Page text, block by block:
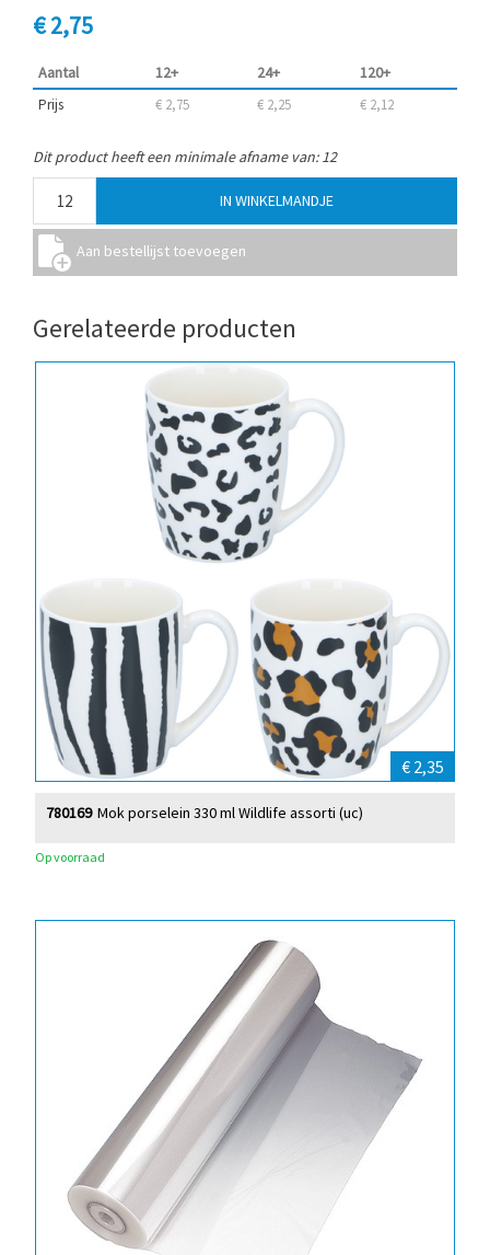
€ 2,75
Aantal 12+ 24+ 120+
Prijs € 2,75 € 2,25 € 2,12
Dit product heeft een minimale afname van: 12
Gerelateerde producten
€ 2,35
Mok porselein 330 ml Wildlife assorti (uc)
780169
Op voorraad